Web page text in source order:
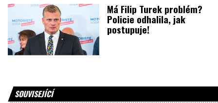
Má Filip Turek problém?
Policie odhalila, jak
postupuje!
SOUVISEJÍCÍ